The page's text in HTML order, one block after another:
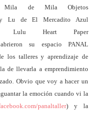
de Mila Objetos
Lu de El Mercadito Azul
Heart Paper
su espacio PANAL
los talleres y aprendizaje de
de llevarla a emprendimiento
Obvio que voy a hacer un
la emoción cuando vi la
panaltaller) y la